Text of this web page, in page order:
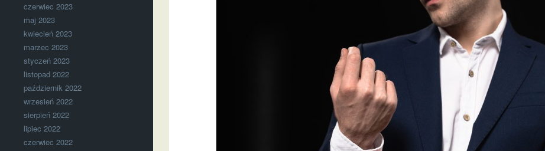
czerwiec 2023
maj 2023
kwiecień 2023
marzec 2023
styczeń 2023
listopad 2022
październik 2022
wrzesień 2022
sierpień 2022
lipiec 2022
czerwiec 2022